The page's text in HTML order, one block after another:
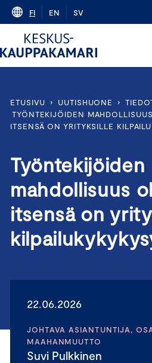
Skip
content
FI EN SV
ETUSIVU › UUTISHUONE ›
TYÖNTEKIJÖIDEN
ITSENSÄ ON YRITYKSILLE
Työntekijöiden
mahdollisuus
itsensä on
22.06.2026
JOHTAVA ASIANTUNTIJA,
MAAHANMUUTTO
Suvi Pulkkinen